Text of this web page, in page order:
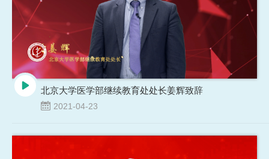
北京大学医学部继续教育处处长姜辉致辞
2021-04-23